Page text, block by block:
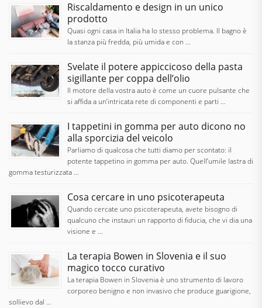
Riscaldamento e design in un unico
prodotto
Quasi ogni casa in Italia ha lo stesso problema. Il bagno è
la stanza più fredda, più umida e con …
Svelate il potere appiccicoso della pasta
sigillante per coppa dell’olio
Il motore della vostra auto è come un cuore pulsante che
si affida a un’intricata rete di componenti e parti …
I tappetini in gomma per auto dicono no
alla sporcizia del veicolo
Parliamo di qualcosa che tutti diamo per scontato: il
potente tappetino in gomma per auto. Quell’umile lastra di
gomma testurizzata …
Cosa cercare in uno psicoterapeuta
Quando cercate uno psicoterapeuta, avete bisogno di
qualcuno che instauri un rapporto di fiducia, che vi dia una
visione e …
La terapia Bowen in Slovenia e il suo
magico tocco curativo
La terapia Bowen in Slovenia è uno strumento di lavoro
corporeo benigno e non invasivo che produce guarigione,
sollievo dal …